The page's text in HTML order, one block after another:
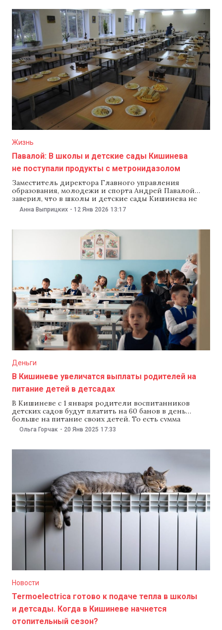
путевки предоставят бесплатно. Правительство
рассмотрит этот проект на заседании 13
Жизнь
Павалой: В школы и детские сады Кишинева
не поступали продукты с метронидазолом
Заместитель директора Главного управления
образования, молодежи и спорта Андрей Павалой
заверил, что в школы и детские сады Кишинева не
поступали куриные яйца и мясо с метронидазолом.
Об этом он сообщил на заседании муниципальных
Чебан поручил провести дополнительные проверки
Анна Выприцких - 12 Янв 2026 13:17
Деньги
В Кишиневе увеличатся выплаты родителей на
питание детей в детсадах
В Кишиневе с 1 января родители воспитанников
детских садов будут платить на 60 банов в день
больше на питание своих детей. То есть сумма
родительских взносов вырастет до 13,90 лея в день.
Как сказал на заседании муниципальных служб 20
образования, молодежи и спорта Кишинева Андрей
Ольга Горчак - 20 Янв 2025 17:33
Новости
Termoelectrica готово к подаче тепла в школы
и детсады. Когда в Кишиневе начнется
отопительный сезон?